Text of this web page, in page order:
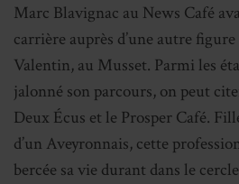
Marc Blavignac au News Café
carrière auprès d’une autre
Valentin, au Musset. Parmi les
jalonné son parcours, on peut
Deux Écus et le Prosper Café.
d’un Aveyronnais, cette
bercée sa vie durant dans le